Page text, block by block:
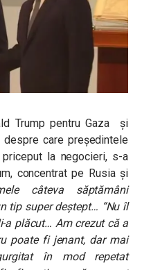
Trump pentru Gaza și
despre care președintele
la negocieri, s-a
concentrat pe Rusia și
câteva săptămâni
tip super deștept… “Nu îl
a plăcut… Am crezut că a
poate fi jenant, dar mai
în mod repetat